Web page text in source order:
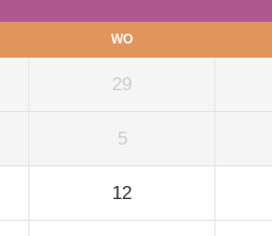
WO
29
5
12